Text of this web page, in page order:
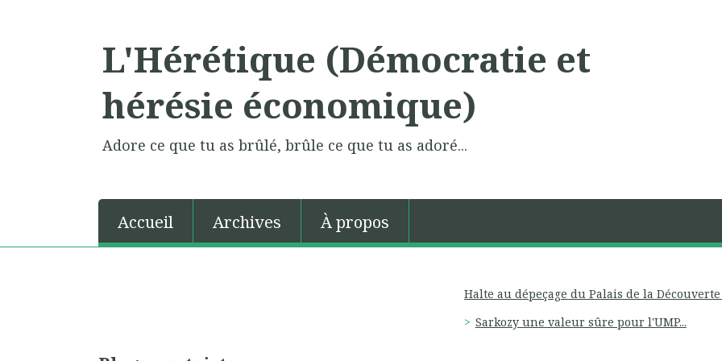
L'Hérétique (Démocratie et
hérésie économique)
Adore ce que tu as brûlé, brûle ce que tu as adoré...
Accueil Archives À propos
Halte au dépeçage du Palais de la Découverte
Sarkozy une valeur sûre pour l'UMP...